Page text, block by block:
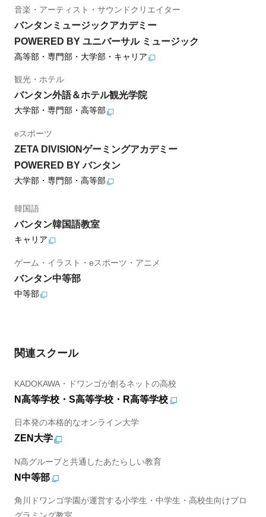
音楽・アーティスト・サウンドクリエイター
バンタンミュージックアカデミー
POWERED BY ユニバーサル ミュージック
高等部・専門部・大学部・キャリア
観光・ホテル
バンタン外語＆ホテル観光学院
大学部・専門部・高等部
eスポーツ
ZETA DIVISIONゲーミングアカデミー
POWERED BY バンタン
大学部・専門部・高等部
韓国語
バンタン韓国語教室
キャリア
ゲーム・イラスト・eスポーツ・アニメ
バンタン中等部
中等部
関連スクール
KADOKAWA・ドワンゴが創るネットの高校
N高等学校・S高等学校・R高等学校
日本発の本格的なオンライン大学
ZEN大学
N高グループと共通したあたらしい教育
N中等部
角川ドワンゴ学園が運営する小学生・中学生・高校生向けプロ